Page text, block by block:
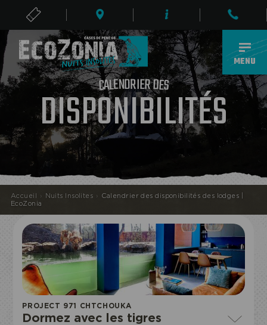
FR
MENU
BILLETS
CALENDRIERDES
DISPONIBILITÉS
Accueil › Nuits Insolites ›
Calendrier des disponibilités des lodges |
EcoZonia
PROJECT 971 CHTCHOUKA
Dormez avec les tigres
ECOPARC